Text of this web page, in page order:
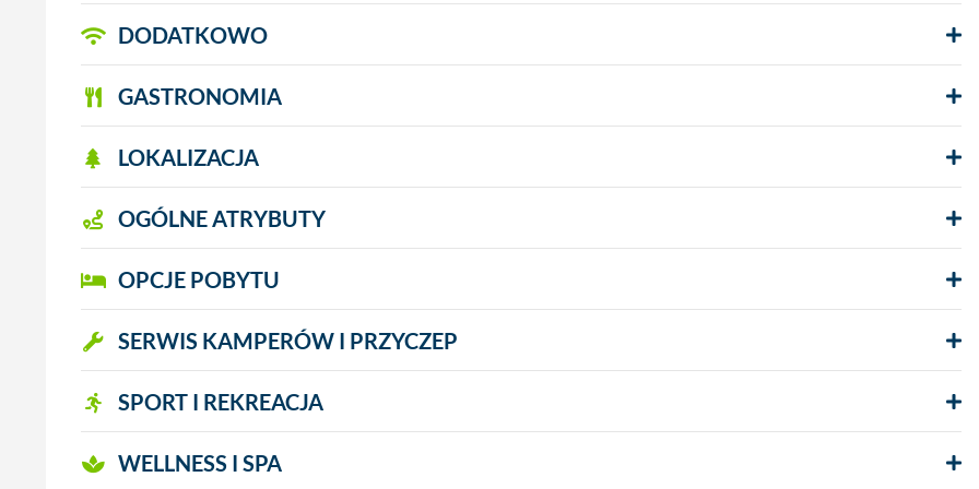
DODATKOWO
GASTRONOMIA
LOKALIZACJA
OGÓLNE ATRYBUTY
OPCJE POBYTU
SERWIS KAMPERÓW I PRZYCZEP
SPORT I REKREACJA
WELLNESS I SPA